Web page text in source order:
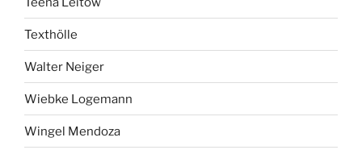
Texthölle
Walter Neiger
Wiebke Logemann
Wingel Mendoza